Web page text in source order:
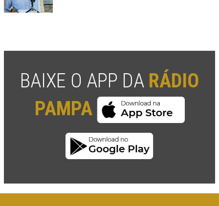
BAIXE O APP DA RÁDIO
PAMPA